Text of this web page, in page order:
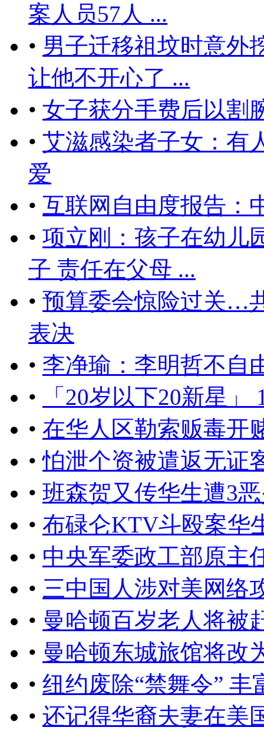
案人员57人 ...
• 男子迁移祖坟时意外
让他不开心了 ...
• 女子获分手费后以割
• 艾滋感染者子女：有
爱
• 互联网自由度报告：
• 项立刚：孩子在幼儿
子 责任在父母 ...
• 预算委会惊险过关…
表决
• 李净瑜：李明哲不自
•
「20岁以下20新星
• 在华人区勒索贩毒开
•怕泄个资被遣返无证
• 班森贺又传华生遭3
• 布碌仑KTV斗殴案华
• 中央军委政工部原主
• 三中国人涉对美网络
• 曼哈顿百岁老人将被
• 曼哈顿东城旅馆将改
• 纽约废除“禁舞令” 丰
• 还记得华裔夫妻在美